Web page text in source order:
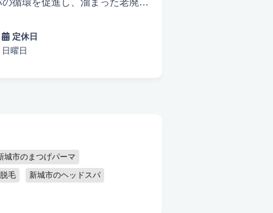
を行うため、時には痛みを感じ
ただけます。当店のリンパトリ
定休日
日曜日
城市のまつげパーマ
毛
新城市のヘッドスパ